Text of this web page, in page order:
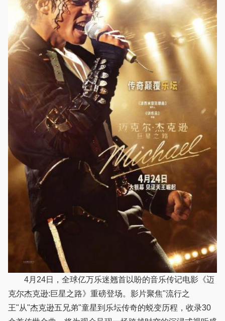
4月24日，全球亿万乐迷翘首以盼的音乐传记电影《迈
克尔杰克逊:巨星之路》重磅登场。影片聚焦"流行之
王"从"杰克逊五兄弟"童星到乐坛传奇的蜕变历程，收录30